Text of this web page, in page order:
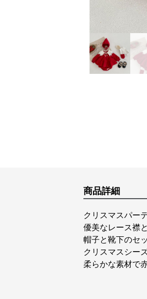
商品詳細
クリスマスパー
優美なレース襟
帽子と靴下のセ
クリスマスシー
柔らかな素材で